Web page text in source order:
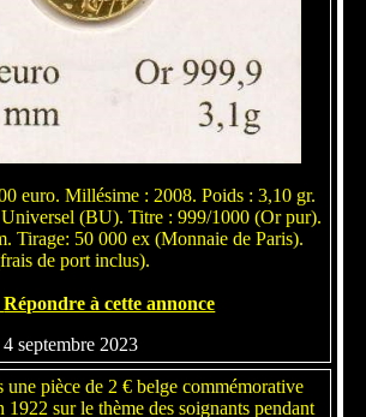
euro. Millésime : 2008. Poids : 3,10 gr.
(BU). Titre : 999/1000 (Or pur).
Tirage: 50 000 ex (Monnaie de Paris).
de port inclus).
Répondre à cette annonce
septembre 2023
une pièce de 2 € belge commémorative
sur le thème des soignants pendant